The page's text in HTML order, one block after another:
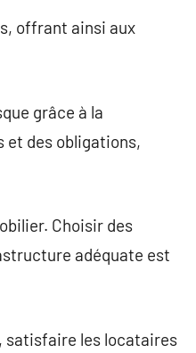
offrant ainsi aux
grâce à la
et des obligations,
Choisir des
adéquate est
satisfaire les locataires